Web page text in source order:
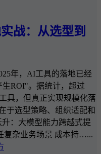
战：从选型到
年，AI工具的落地已经
ROI"。据统计，超过
具，但真正实现规模化落
于选型策略、组织适配和
：大模型能力跨越式提
复杂业务场景 成本持…...